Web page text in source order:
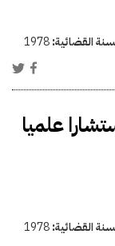
القضائية:1978
علميا
القضائية:1978